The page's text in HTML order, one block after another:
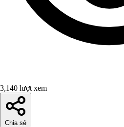
3,140 lượt xem
Chia sẻ